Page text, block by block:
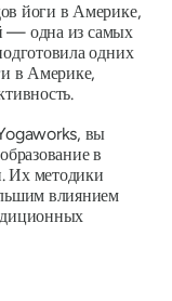
йоги в Америке,
— одна из самых
одних
в Америке,
вы
в
Их методики
влиянием